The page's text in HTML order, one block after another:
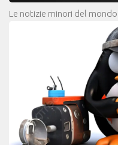
Le notizie minori del